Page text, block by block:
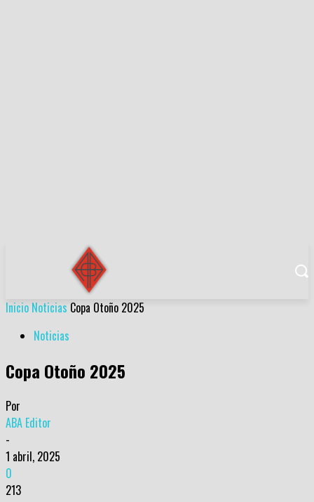
Inicio Noticias Copa Otoño 2025
Noticias
Copa Otoño 2025
Por
ABA Editor
-
1 abril, 2025
0
213